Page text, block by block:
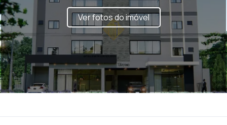
Ver fotos do imóvel